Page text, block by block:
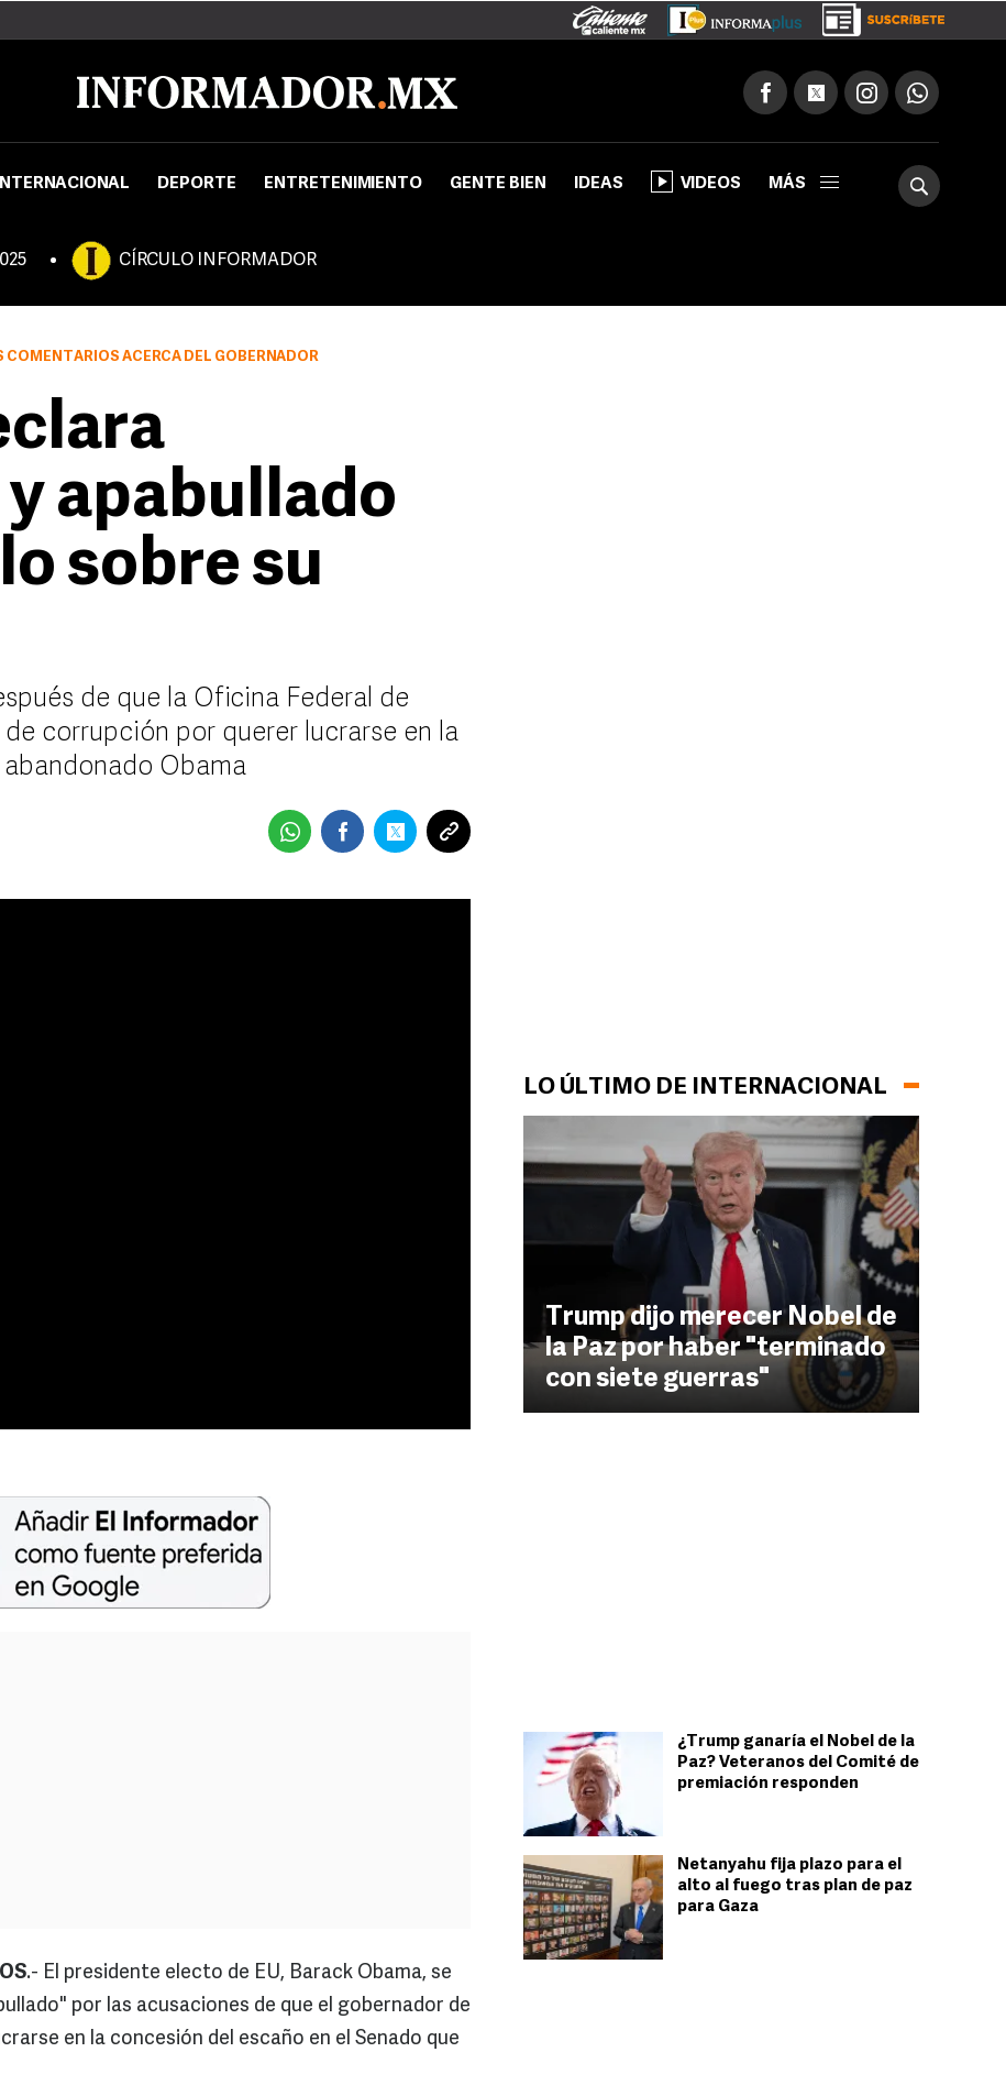
DEPORTE ENTRETENIMIENTO GENTE BIEN IDEAS VIDEOS MÁS
CÍRCULO INFORMADOR
LO ÚLTIMO DE INTERNACIONAL
Trump dijo merecer Nobel de
la Paz por haber "terminado
con siete guerras"
¿Trump ganaría el Nobel de la
Paz? Veteranos del Comité de
premiación responden
Netanyahu fija plazo para el
alto al fuego tras plan de paz
para Gaza
COMENTARIOS ACERCA DEL GOBERNADOR
apabullado
sobre su
de que la Oficina Federal de
corrupción por querer lucrarse en la
Obama
.- El presidente electo de EU, Barack Obama, se
por las acusaciones de que el gobernador de
en la concesión del escaño en el Senado que